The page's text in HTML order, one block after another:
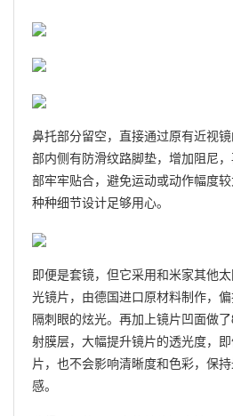
鼻托部分留空，直接通过原有近视
部内侧有防滑纹路脚垫，增加阻尼
部牢牢贴合，避免运动或动作幅度较
种种细节设计足够用心。
即便是套镜，但它采用和米家其他
光镜片，由德国进口原材料制作，
隔刺眼的炫光。再加上镜片凹面做
射膜层，大幅提升镜片的透光度，
片，也不会影响清晰度和色彩，保
感。